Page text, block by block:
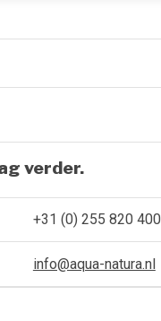
verder.
+31 (0) 255 820 400
info@aqua-natura.nl